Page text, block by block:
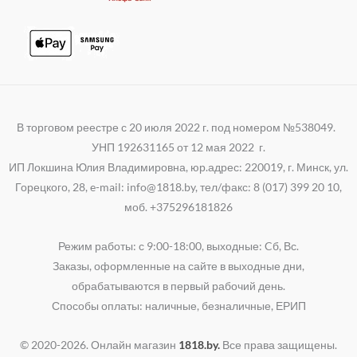
В торговом реестре с 20 июля 2022 г. под номером №538049.
УНП 192631165 от 12 мая 2022 г.
ИП Локшина Юлия Владимировна, юр.адрес: 220019, г. Минск, ул.
Горецкого, 28, e-mail: info@1818.by, тел/факс: 8 (017) 399 20 10,
моб. +375296181826
Режим работы: с 9:00-18:00, выходные: Cб, Вс.
Заказы, оформленные на сайте в выходные дни,
обрабатываются в первый рабочий день.
Способы оплаты: наличные, безналичные, ЕРИП
© 2020-2026. Онлайн магазин 1818.by. Все права защищены.